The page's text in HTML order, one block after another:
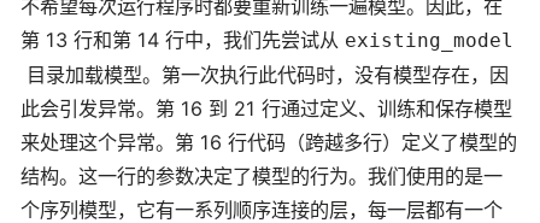
不希望每次运行程序时都要重新训练一遍模型。因此，在
第 13 行和第 14 行中，我们先尝试从 existing_model
目录加载模型。第一次执行此代码时，没有模型存在，因
此会引发异常。第 16 到 21 行通过定义、训练和保存模型
来处理这个异常。第 16 行代码（跨越多行）定义了模型的
结构。这一行的参数决定了模型的行为。我们使用的是一
个序列模型，它有一系列顺序连接的层，每一层都有一个